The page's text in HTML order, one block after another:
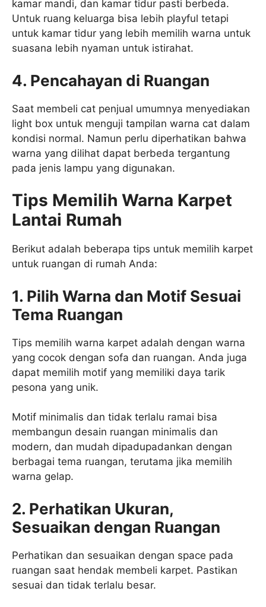
kamar mandi, dan kamar tidur pasti berbeda.
Untuk ruang keluarga bisa lebih playful tetapi
untuk kamar tidur yang lebih memilih warna untuk
suasana lebih nyaman untuk istirahat.
4. Pencahayan di Ruangan
Saat membeli cat penjual umumnya menyediakan
light box untuk menguji tampilan warna cat dalam
kondisi normal. Namun perlu diperhatikan bahwa
warna yang dilihat dapat berbeda tergantung
pada jenis lampu yang digunakan.
Tips Memilih Warna Karpet
Lantai Rumah
Berikut adalah beberapa tips untuk memilih karpet
untuk ruangan di rumah Anda:
1. Pilih Warna dan Motif Sesuai
Tema Ruangan
Tips memilih warna karpet adalah dengan warna
yang cocok dengan sofa dan ruangan. Anda juga
dapat memilih motif yang memiliki daya tarik
pesona yang unik.
Motif minimalis dan tidak terlalu ramai bisa
membangun desain ruangan minimalis dan
modern, dan mudah dipadupadankan dengan
berbagai tema ruangan, terutama jika memilih
warna gelap.
2. Perhatikan Ukuran,
Sesuaikan dengan Ruangan
Perhatikan dan sesuaikan dengan space pada
ruangan saat hendak membeli karpet. Pastikan
sesuai dan tidak terlalu besar.